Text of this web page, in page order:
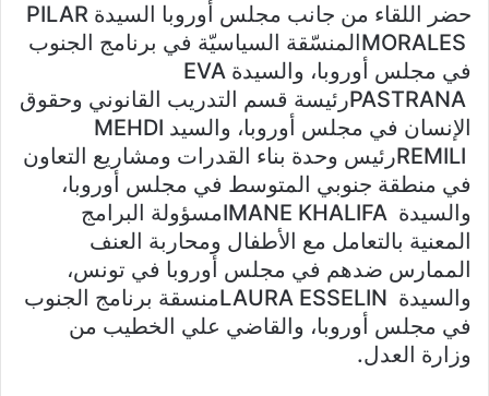
حضر اللقاء من جانب مجلس أوروبا السيدة PILAR
MORALESالمنسّقة السياسيّة في برنامج الجنوب
في مجلس أوروبا، والسيدة EVA
PASTRANAرئيسة قسم التدريب القانوني وحقوق
الإنسان في مجلس أوروبا، والسيد MEHDI
REMILIرئيس وحدة بناء القدرات ومشاريع التعاون
في منطقة جنوبي المتوسط في مجلس أوروبا،
والسيدة IMANE KHALIFAمسؤولة البرامج
المعنية بالتعامل مع الأطفال ومحاربة العنف
الممارس ضدهم في مجلس أوروبا في تونس،
والسيدة LAURA ESSELINمنسقة برنامج الجنوب
في مجلس أوروبا، والقاضي علي الخطيب من
وزارة العدل.